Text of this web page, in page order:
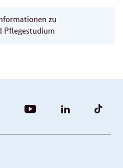
zu
Pflegestudium
BMBFSFJ
YOUTUBE
BMFSFJ
LINKEDIN